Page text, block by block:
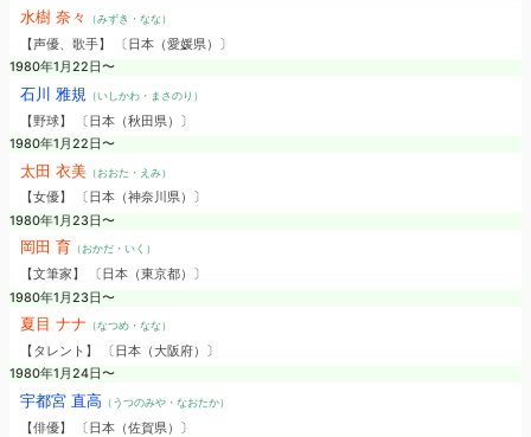
水樹 奈々 （みずき・なな）
【声優、歌手】 〔日本（愛媛県）〕
1980年1月22日〜
石川 雅規 （いしかわ・まさのり）
【野球】 〔日本（秋田県）〕
1980年1月22日〜
太田 衣美（おおた・えみ）
【女優】 〔日本（神奈川県）〕
1980年1月23日〜
岡田 育 （おかだ・いく）
【文筆家】 〔日本（東京都）〕
1980年1月23日〜
夏目 ナナ （なつめ・なな）
【タレント】 〔日本（大阪府）〕
1980年1月24日〜
宇都宮 直高 （うつのみや・なおたか）
【俳優】 〔日本（佐賀県）〕